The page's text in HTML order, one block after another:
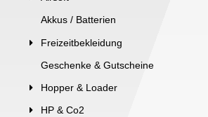
Akkus / Batterien
Freizeitbekleidung
Geschenke & Gutscheine
Hopper & Loader
HP & Co2